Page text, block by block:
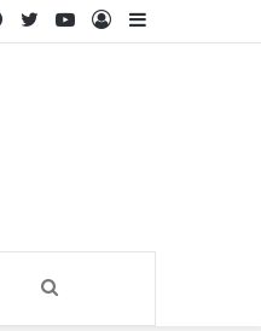
Kenar
Kayıt
YouTube
Twitter
Facebook